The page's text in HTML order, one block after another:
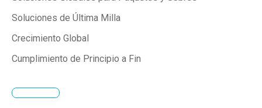
Soluciones de Última Milla
Crecimiento Global
Cumplimiento de Principio a Fin